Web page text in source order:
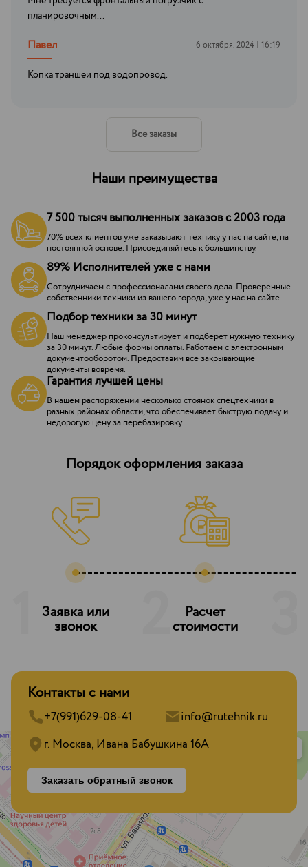
планировочным...
Павел 6 октября. 2024 | 16:19
Копка траншеи под водопровод.
Все заказы
Наши преимущества
7 500 тысяч выполненных заказов с 2003 года
70% всех клиентов уже заказывают технику у нас на сайте, на
постоянной основе. Присоединяйтесь к большинству.
89% Исполнителей уже с нами
Сотрудничаем с профессионалами своего дела. Проверенные
собственники техники из вашего города, уже у нас на сайте.
Подбор техники за 30 минут
Наш менеджер проконсультирует и подберет нужную технику
за 30 минут. Любые формы оплаты. Работаем с электронным
документооборотом. Предоставим все закрывающие
документы вовремя.
Гарантия лучшей цены
В нашем распоряжении несколько стоянок спецтехники в
разных районах области, что обеспечивает быструю подачу и
недорогую цену за перебазировку.
Порядок оформления заказа
Заявка или
звонок
Расчет
стоимости
Контакты с нами
+7(991)629-08-41
info@rutehnik.ru
г. Москва, Ивана Бабушкина 16А
Заказать обратный звонок